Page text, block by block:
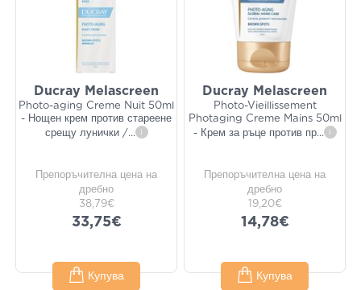
Ducray Melascreen
Photo-aging Creme Nuit 50ml
- Нощен крем против стареене
срещу лунички /... i
Препоръчителна цена на
дребно
38,79€
33,75€
Купува
Ducray Melascreen
Photo-Vieillissement
Photaging Creme Mains 50ml
- Крем за ръце против пр... i
Препоръчителна цена на
дребно
19,20€
14,78€
Купува